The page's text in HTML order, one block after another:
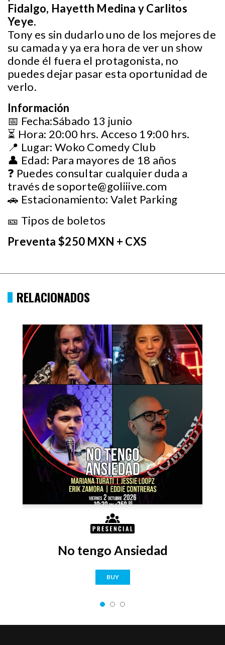
Fidalgo, Hayetth Medina y Carlitos
Yeye.
Tony es sin dudarlo uno de los mejores de
su camada y ya era hora de ver un show
donde él fuera el protagonista, no
puedes dejar pasar esta oportunidad de
verlo.
Información
📅 Fecha:Sábado 13 junio
⏳ Hora: 20:00 hrs. Acceso 19:00 hrs.
📍 Lugar: Woko Comedy Club
👤 Edad: Para mayores de 18 años
❓ Puedes consultar cualquier duda a
través desoporte@goliiive.com
🚗 Estacionamiento: Valet Parking
🎫 Tipos de boletos
Preventa $250 MXN + CXS
RELACIONADOS
No tengo Ansiedad
BUY